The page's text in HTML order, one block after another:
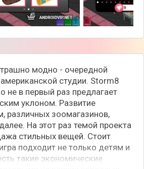
модно - очередной
студии. Storm8
не в первый раз предлагает
уклоном. Развитие
различных зоомагазинов,
На этот раз темой проекта
стильных вещей. Стоит
подходит не только детям и
такие экономические